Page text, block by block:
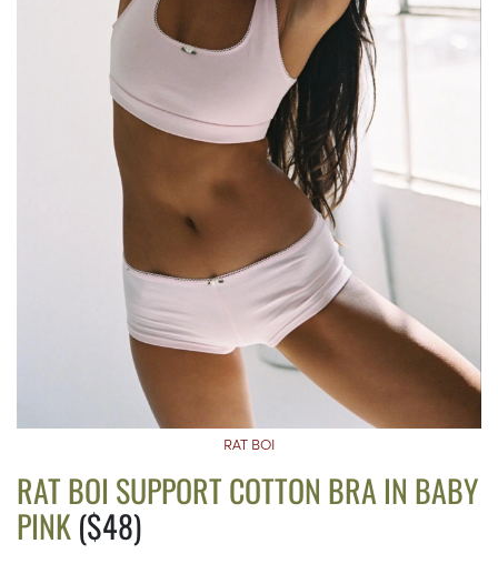
RAT BOI
RAT BOI SUPPORT COTTON BRA IN BABY
PINK($48)